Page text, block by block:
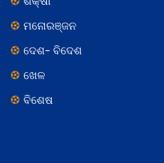
ମନୋରଞ୍ଜନ
ଦେଶ- ବିଦେଶ
ଖେଳ
ବିଶେଷ